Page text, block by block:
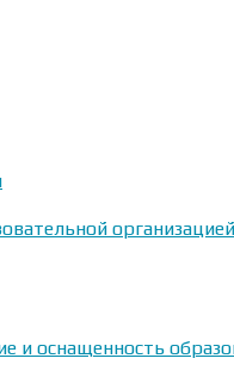
организацией
и оснащенность